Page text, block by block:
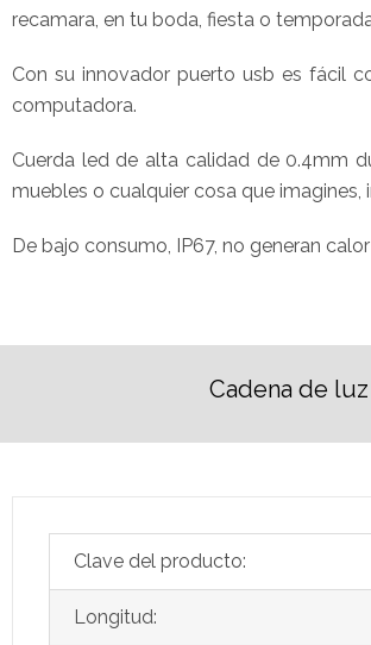
recamara, en tu boda, fiesta o
Con su innovador puerto usb es fácil
computadora.
Cuerda led de alta calidad de 0.4mm
muebles o cualquier cosa que
De bajo consumo, IP67, no generan
Cadena de
Clave del producto:
Longitud: